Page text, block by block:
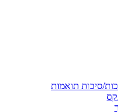
סיכות תואמות